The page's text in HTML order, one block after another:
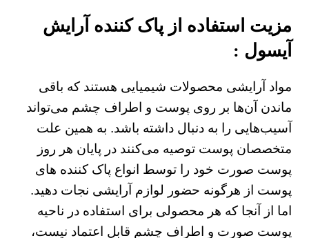
مزیت استفاده از پاک کننده آرایش
آیسول :
مواد آرایشی محصولات شیمیایی هستند که باقی
ماندن آن‌ها بر روی پوست و اطراف چشم می‌تواند
آسیب‌هایی را به دنبال داشته باشد. به همین علت
متخصصان پوست توصیه می‌کنند در پایان هر روز
پوست صورت خود را توسط انواع پاک کننده های
پوست از هرگونه حضور لوازم آرایشی نجات دهید.
اما از آنجا که هر محصولی برای استفاده در ناحیه
پوست صورت و اطراف چشم قابل اعتماد نیست،